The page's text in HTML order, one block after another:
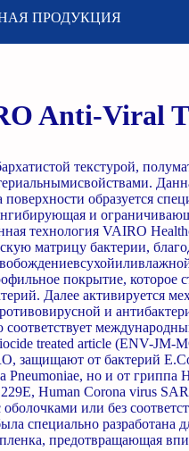
ПРОДУКЦИЯ
Anti-Viral
текстурой,
образуется
и
технология VAIRO
матрицу бактерии,
покрытие, которое
Далее активируется
и
treated article (ENV-JM-
защищают от бактерий
Pneumoniae, но и от
Human Corona virus
или без
специально разработана
пленка, предотвращающая